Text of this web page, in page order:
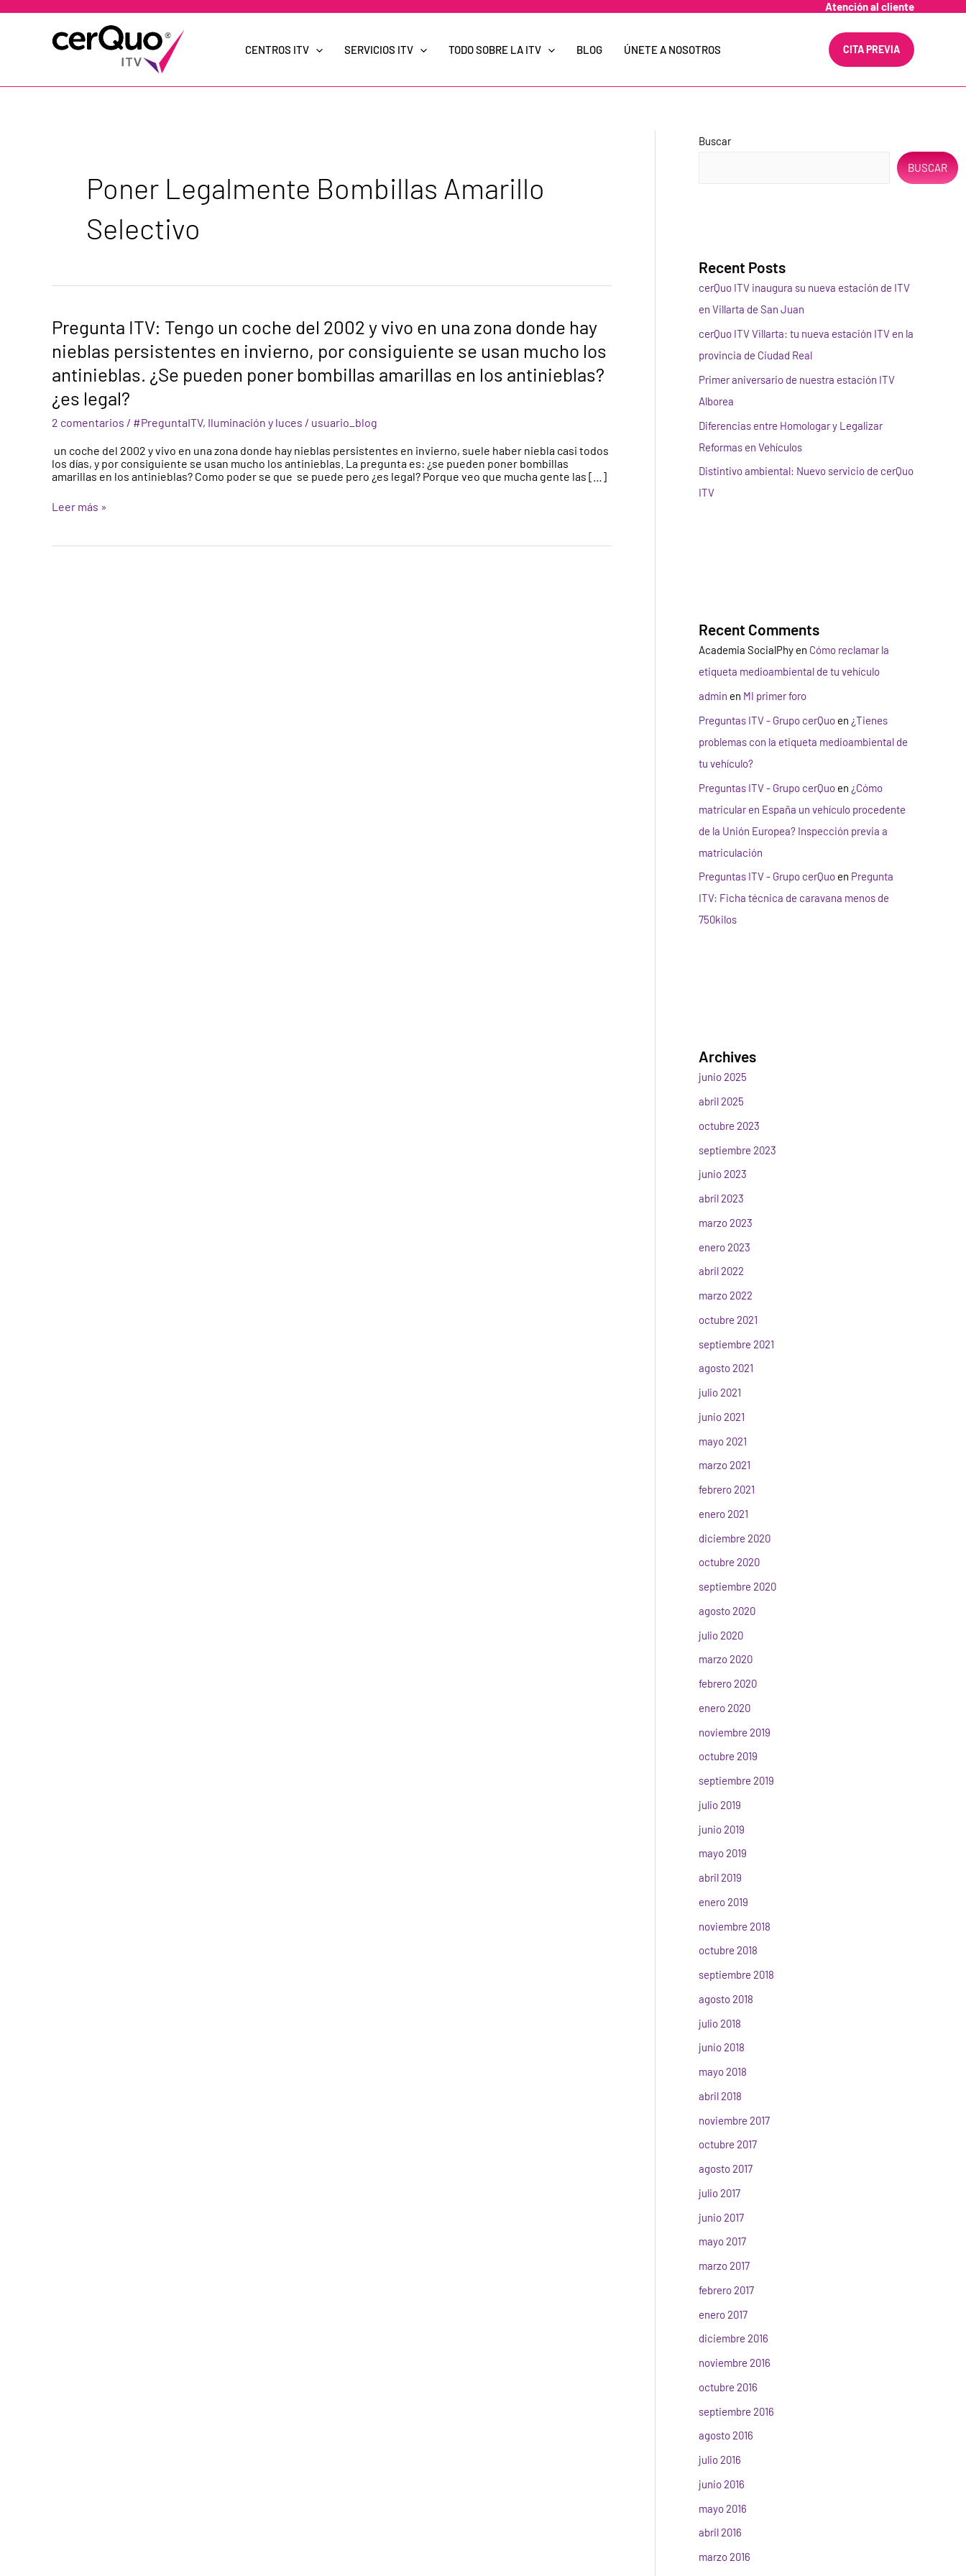
Atención al cliente
CENTROS ITV SERVICIOS ITV TODO SOBRE LA ITV BLOG ÚNETE A NOSOTROS CITA PREVIA
Poner Legalmente Bombillas Amarillo
Selectivo
Pregunta ITV: Tengo un coche del 2002 y vivo en una zona donde hay
nieblas persistentes en invierno, por consiguiente se usan mucho los
antinieblas. ¿Se pueden poner bombillas amarillas en los antinieblas?
¿es legal?
2 comentarios / #PreguntaITV, Iluminación y luces / usuario_blog
un coche del 2002 y vivo en una zona donde hay nieblas persistentes en invierno, suele haber niebla casi todos
los días, y por consiguiente se usan mucho los antinieblas. La pregunta es: ¿se pueden poner bombillas
amarillas en los antinieblas? Como poder se que se puede pero ¿es legal? Porque veo que mucha gente las […]
Pregunta
ITV:
Tengo
un
coche
del
2002
y
vivo
una
zona
donde
nieblas
persistentes
Leer más »
Buscar
BUSCAR
Recent Posts
cerQuo ITV inaugura su nueva estación de ITV
en Villarta de San Juan
cerQuo ITV Villarta: tu nueva estación ITV en la
provincia de Ciudad Real
Primer aniversario de nuestra estación ITV
Alborea
Diferencias entre Homologar y Legalizar
Reformas en Vehículos
Distintivo ambiental: Nuevo servicio de cerQuo
ITV
Recent Comments
Academia SocialPhy en Cómo reclamar la
etiqueta medioambiental de tu vehículo
admin en MI primer foro
Preguntas ITV - Grupo cerQuo en ¿Tienes
problemas con la etiqueta medioambiental de
tu vehículo?
Preguntas ITV - Grupo cerQuo en ¿Cómo
matricular en España un vehículo procedente
de la Unión Europea? Inspección previa a
matriculación
Preguntas ITV - Grupo cerQuo en Pregunta
ITV: Ficha técnica de caravana menos de
750kilos
Archives
junio 2025
abril 2025
octubre 2023
septiembre 2023
junio 2023
abril 2023
marzo 2023
enero 2023
abril 2022
marzo 2022
octubre 2021
septiembre 2021
agosto 2021
julio 2021
junio 2021
mayo 2021
marzo 2021
febrero 2021
enero 2021
diciembre 2020
octubre 2020
septiembre 2020
agosto 2020
julio 2020
marzo 2020
febrero 2020
enero 2020
noviembre 2019
octubre 2019
septiembre 2019
julio 2019
junio 2019
mayo 2019
abril 2019
enero 2019
noviembre 2018
octubre 2018
septiembre 2018
agosto 2018
julio 2018
junio 2018
mayo 2018
abril 2018
noviembre 2017
octubre 2017
agosto 2017
julio 2017
junio 2017
mayo 2017
marzo 2017
febrero 2017
enero 2017
diciembre 2016
noviembre 2016
octubre 2016
septiembre 2016
agosto 2016
julio 2016
junio 2016
mayo 2016
abril 2016
marzo 2016